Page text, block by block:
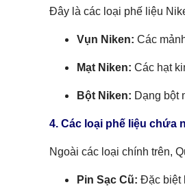
Đây là các loại phế liệu
Vụn Niken: Các
Mạt Niken: Các hạt
Bột Niken: Dạng bột
4. Các loại phế liệu chứa
Ngoài các loại chính trên,
Pin Sạc Cũ: Đặc biệt